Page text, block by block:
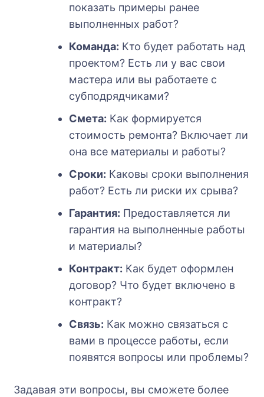
показать примеры ранее
выполненных работ?
Команда: Кто будет работать над
проектом? Есть ли у вас свои
мастера или вы работаете с
субподрядчиками?
Смета: Как формируется
стоимость ремонта? Включает ли
она все материалы и работы?
Сроки: Каковы сроки выполнения
работ? Есть ли риски их срыва?
Гарантия: Предоставляется ли
гарантия на выполненные работы
и материалы?
Контракт: Как будет оформлен
договор? Что будет включено в
контракт?
Связь: Как можно связаться с
вами в процессе работы, если
появятся вопросы или проблемы?
Задавая эти вопросы, вы сможете более